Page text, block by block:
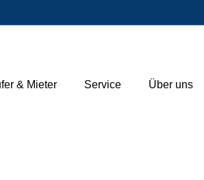
& Mieter Service Über uns